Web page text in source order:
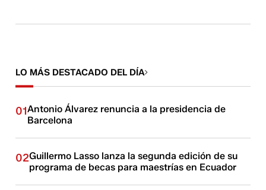
LO MÁS DESTACADO DEL DÍA
01Antonio Álvarez renuncia a la presidencia de
Barcelona
02Guillermo Lasso lanza la segunda edición de su
programa de becas para maestrías en Ecuador